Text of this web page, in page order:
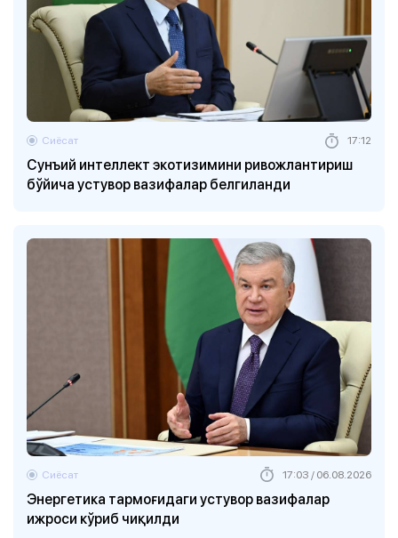
Сунъий интеллект экотизимини ривожлантириш
бўйича устувор вазифалар белгиланди
Сиёсат 17:12
Энергетика тармоғидаги устувор вазифалар
ижроси кўриб чиқилди
Сиёсат 17:03 / 06.08.2026